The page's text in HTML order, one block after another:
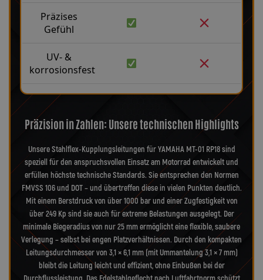
Präzises
Gefühl
UV- &
korrosionsfest
Präzision in Zahlen: Unsere technischen Highlights
Unsere Stahlflex-Kupplungsleitungen für YAMAHA MT-01 RP18 sind
speziell für den anspruchsvollen Einsatz am Motorrad entwickelt und
erfüllen höchste technische Standards. Sie entsprechen den Normen
FMVSS 106 und DOT – und übertreffen diese in vielen Punkten deutlich.
Mit einem Berstdruck von über 1000 bar und einer Zugfestigkeit von
über 249 Kp sind sie auch für extreme Belastungen ausgelegt. Der
minimale Biegeradius von nur 25 mm ermöglicht eine flexible, saubere
Verlegung – selbst bei engen Platzverhältnissen. Durch den kompakten
Leitungsdurchmesser von 3,1 × 6,1 mm (mit Ummantelung 3,1 × 7 mm)
bleibt die Leitung leicht und effizient, ohne Einbußen bei der